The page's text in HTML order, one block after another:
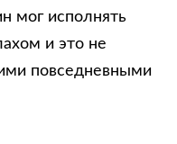
мог исполнять
и это не
повседневными